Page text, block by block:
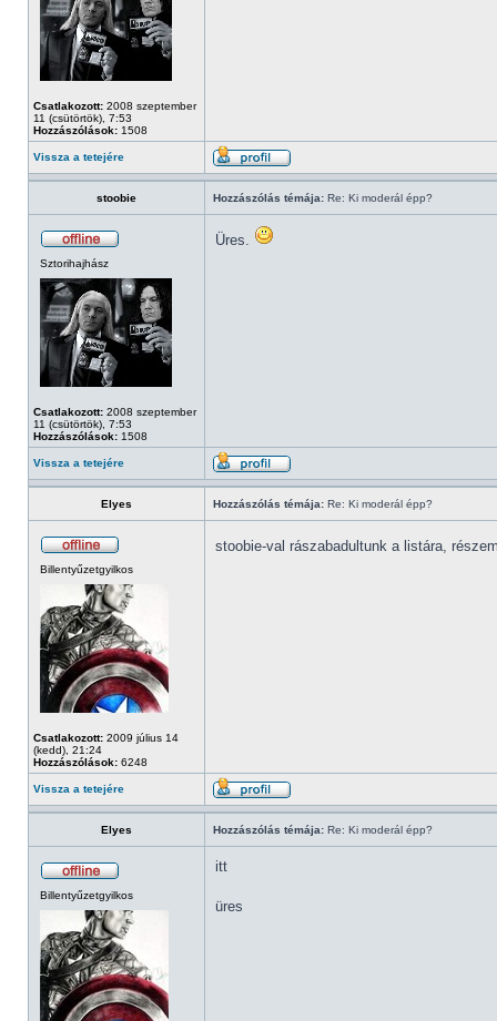
Csatlakozott: 2008 szeptember
11 (csütörtök), 7:53
Hozzászólások: 1508
Vissza a tetejére
stoobie Hozzászólás témája: Re: Ki moderál épp?
Sztorihajhász
Csatlakozott: 2008 szeptember
11 (csütörtök), 7:53
Hozzászólások: 1508
Üres.
Vissza a tetejére
Elyes Hozzászólás témája: Re: Ki moderál épp?
Billentyűzetgyilkos
Csatlakozott: 2009 július 14
(kedd), 21:24
Hozzászólások: 6248
stoobie-val rászabadultunk a listára,
Vissza a tetejére
Elyes Hozzászólás témája: Re: Ki moderál épp?
Billentyűzetgyilkos
itt
üres